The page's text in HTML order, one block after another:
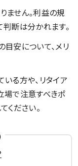
ません。利益の規
断は分かれます。
安について、メリ
る方や、リタイア
場で注意すべきポ
ください。